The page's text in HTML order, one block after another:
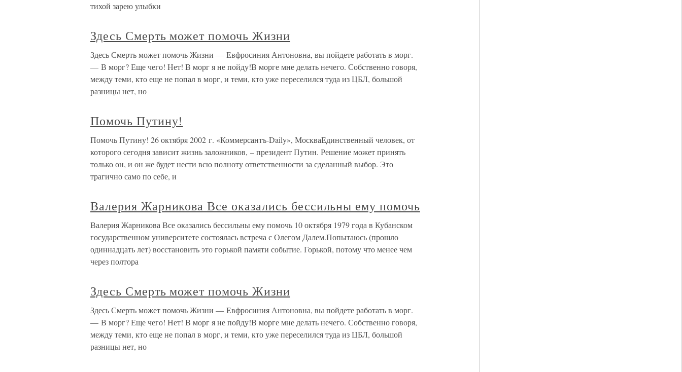
тихой зарею улыбки
Здесь Смерть может помочь Жизни
Здесь Смерть может помочь Жизни — Евфросиния Антоновна, вы пойдете работать в морг.
— В морг? Еще чего! Нет! В морг я не пойду!В морге мне делать нечего. Собственно говоря,
между теми, кто еще не попал в морг, и теми, кто уже переселился туда из ЦБЛ, большой
разницы нет, но
Помочь Путину!
Помочь Путину! 26 октября 2002 г. «Коммерсантъ-Daily», МоскваЕдинственный человек, от
которого сегодня зависит жизнь заложников, – президент Путин. Решение может принять
только он, и он же будет нести всю полноту ответственности за сделанный выбор. Это
трагично само по себе, и
Валерия Жарникова Все оказались бессильны ему помочь
Валерия Жарникова Все оказались бессильны ему помочь 10 октября 1979 года в Кубанском
государственном университете состоялась встреча с Олегом Далем.Попытаюсь (прошло
одиннадцать лет) восстановить это горькой памяти событие. Горькой, потому что менее чем
через полтора
Здесь Смерть может помочь Жизни
Здесь Смерть может помочь Жизни — Евфросиния Антоновна, вы пойдете работать в морг.
— В морг? Еще чего! Нет! В морг я не пойду!В морге мне делать нечего. Собственно говоря,
между теми, кто еще не попал в морг, и теми, кто уже переселился туда из ЦБЛ, большой
разницы нет, но